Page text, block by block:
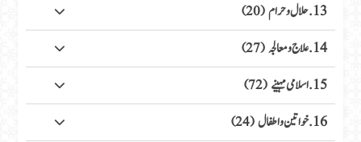
13. حلال وحرام (20)
14. علاج ومعالجہ (27)
15. اسلامی مہینے (72)
16. خواتین واطفال (24)